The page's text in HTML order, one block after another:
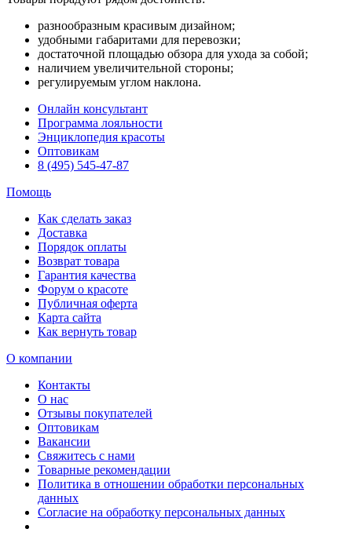
разнообразным красивым дизайном;
удобными габаритами для перевозки;
достаточной площадью обзора для ухода за собой;
наличием увеличительной стороны;
регулируемым углом наклона.
Онлайн консультант
Программа лояльности
Энциклопедия красоты
Оптовикам
8 (495) 545-47-87
Помощь
Как сделать заказ
Доставка
Порядок оплаты
Возврат товара
Гарантия качества
Форум о красоте
Публичная оферта
Карта сайта
Как вернуть товар
О компании
Контакты
О нас
Отзывы покупателей
Оптовикам
Вакансии
Свяжитесь с нами
Товарные рекомендации
Политика в отношении обработки персональных
данных
Согласие на обработку персональных данных